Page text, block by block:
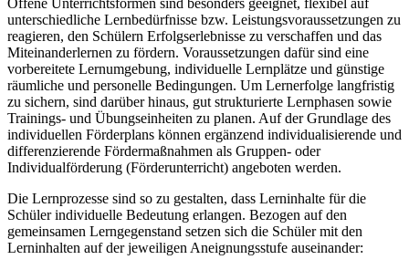
Offene Unterrichtsformen sind besonders geeignet, flexibel auf
unterschiedliche Lernbedürfnisse bzw. Leistungsvoraussetzungen zu
reagieren, den Schülern Erfolgserlebnisse zu verschaffen und das
Miteinanderlernen zu fördern. Voraussetzungen dafür sind eine
vorbereitete Lernumgebung, individuelle Lernplätze und günstige
räumliche und personelle Bedingungen. Um Lernerfolge langfristig
zu sichern, sind darüber hinaus, gut strukturierte Lernphasen sowie
Trainings- und Übungseinheiten zu planen. Auf der Grundlage des
individuellen Förderplans können ergänzend individualisierende und
differenzierende Fördermaßnahmen als Gruppen- oder
Individualförderung (Förderunterricht) angeboten werden.
Die Lernprozesse sind so zu gestalten, dass Lerninhalte für die
Schüler individuelle Bedeutung erlangen. Bezogen auf den
gemeinsamen Lerngegenstand setzen sich die Schüler mit den
Lerninhalten auf der jeweiligen Aneignungsstufe auseinander: